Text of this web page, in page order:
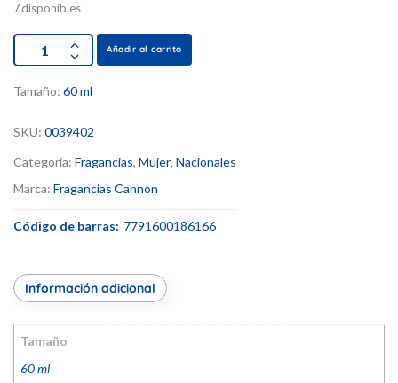
7 disponibles
Añadir al carrito
Tamaño: 60 ml
SKU: 0039402
Categoría: Fragancias, Mujer, Nacionales
Marca: Fragancias Cannon
Código de barras: 7791600186166
Información adicional
Tamaño
60 ml